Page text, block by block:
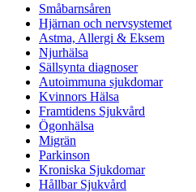
Småbarnsåren
Hjärnan och nervsystemet
Astma, Allergi & Eksem
Njurhälsa
Sällsynta diagnoser
Autoimmuna sjukdomar
Kvinnors Hälsa
Framtidens Sjukvård
Ögonhälsa
Migrän
Parkinson
Kroniska Sjukdomar
Hållbar Sjukvård